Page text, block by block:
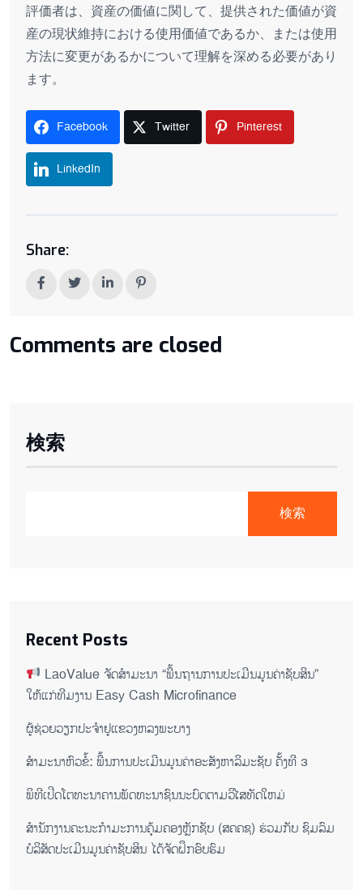
評価者は、資産の価値に関して、提供された価値が資
産の現状維持における使用価値であるか、または使用
方法に変更があるかについて理解を深める必要があり
ます。
Facebook Twitter Pinterest
LinkedIn
Share:
Comments are closed
検索
検索
Recent Posts
LaoValue ຈັດສຳມະນາ “ພື້ນຖານການປະເມີນມູນຄ່າຊັບສິນ”
ໃຫ້ແກ່ທີມງານ Easy Cash Microfinance
ຜູ້ຊ່ວຍ​ວຽກປະ​ຈຳ​ຢູ​​ແຂວງຫລງ​ພະ​ບາງ
ສຳມະນາຫົວຂໍ້: ພື້ນການປະເມີນມູນຄ່າອະສັງຫາລິມະຊັບ ຄັ້ງທີ 3
ພິ​ທີ​ເປີດ​ໂຕ​ທະ​ນາ​ຄານ​ພັດ​ທະ​ນາ​ຊົນ​ນະ​ບົດ​ຕາມ​ວິ​ໄສ​ທັດ​ໃຫມ່
ສໍານັກງານຄະນະກໍາມະການຄຸ້ມຄອງຫຼັກຊັບ (ສຄຄຊ) ຮ່ວມກັບ ຊົມລົມ
ບໍລິສັດປະເມີນມູນຄ່າຊັບສິນ ໄດ້ຈັດຝຶກອົບຮົມ